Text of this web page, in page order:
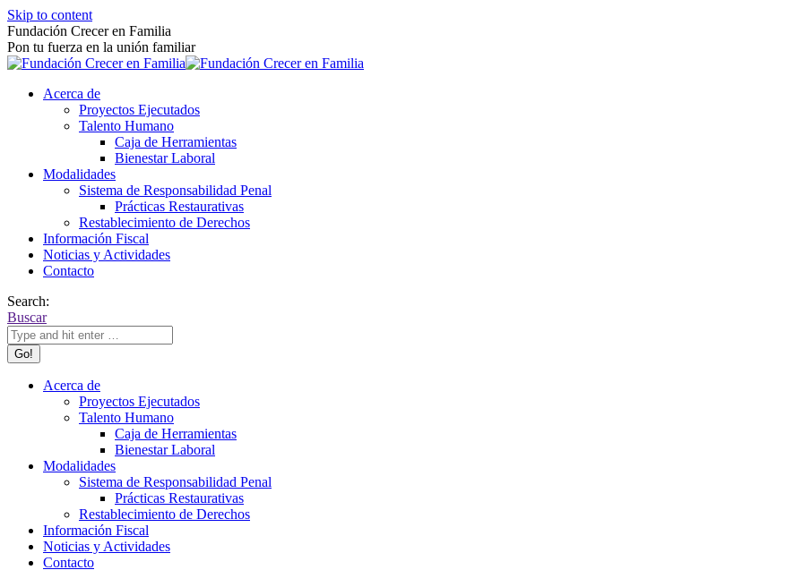
Skip to content
Fundación Crecer en Familia
Pon tu fuerza en la unión familiar
Acerca de
Proyectos Ejecutados
Talento Humano
Caja de Herramientas
Bienestar Laboral
Modalidades
Sistema de Responsabilidad Penal
Prácticas Restaurativas
Restablecimiento de Derechos
Información Fiscal
Noticias y Actividades
Contacto
Search:
Buscar
Acerca de
Proyectos Ejecutados
Talento Humano
Caja de Herramientas
Bienestar Laboral
Modalidades
Sistema de Responsabilidad Penal
Prácticas Restaurativas
Restablecimiento de Derechos
Información Fiscal
Noticias y Actividades
Contacto